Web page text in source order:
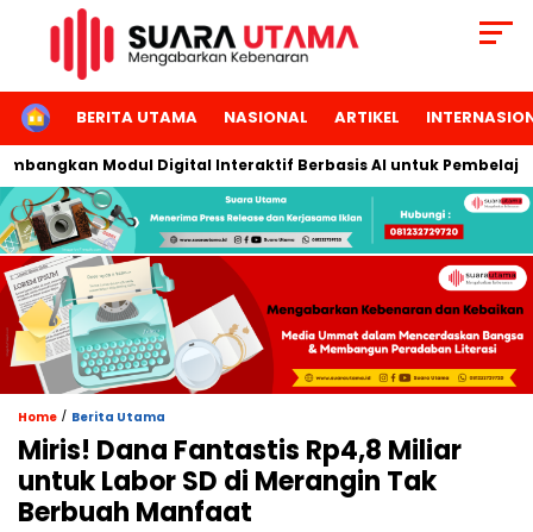
HOMEBERITA UTAMA NASIONAL ARTIKEL
Modul Digital Interaktif Berbasis AI untuk Pembelajaran
Home / Berita Utama
Miris! Dana Fantastis Rp4,8 Miliar
untuk Labor SD di Merangin Tak
Berbuah Manfaat